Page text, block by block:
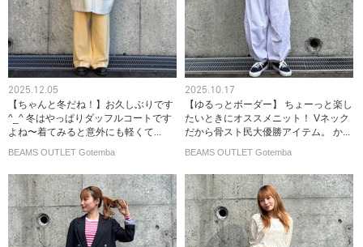
2025.12.05
【ちゃんと冬だね！】お久しぶりです︎
^_^ 冬はやっぱりダッフルコートです
よね〜着てみると意外にも軽くて...
BEAMS OUTLET Gotemba
2025.10.17
【ゆるっとボーダー】 ちょーっと楽し
たいときにオススメニット！ Vネック
だから骨スト民大優勝アイテム。 か...
BEAMS OUTLET Gotemba